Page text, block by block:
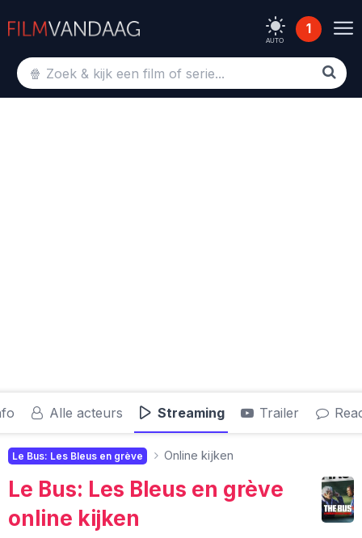
AUTO
1
Alle acteurs Streaming Trailer
Le Bus: Les Bleus en grève Online kijken
Le Bus: Les Bleus en grève
online kijken